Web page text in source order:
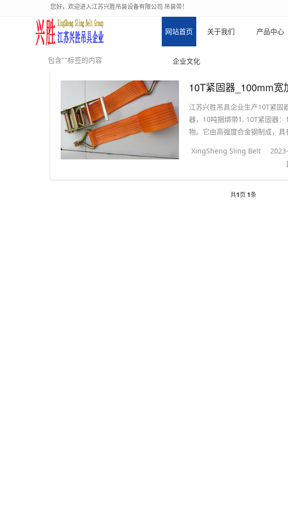
您好，欢迎进入江苏兴胜吊装设备有限公司 吊装带！
网站首页 关于我们 产品中心
企业文化
包含""标签的内容
10T紧固器_100mm
江苏兴胜吊具企业生产10T紧
器，10吨捆绑带1. 10T紧固器
物。它由高强度合金钢制成，
XingSheng Sling Belt
共1页 1条